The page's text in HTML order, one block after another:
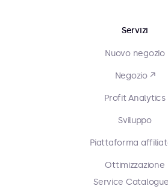
Servizi
Nuovo negozio
Negozio ↗
Profit Analytics
Sviluppo
Piattaforma
Ottimizzazione
Service